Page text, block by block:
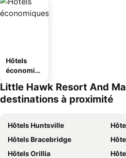
Hôtels
économiq
Little Hawk Resort And
destinations à proximité
Hôtels Huntsville
Hôtels Bracebridge
Hôtels Orillia